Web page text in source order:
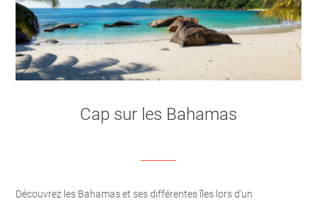
Cap sur les Bahamas
Découvrez les Bahamas et ses différentes îles lors d'un